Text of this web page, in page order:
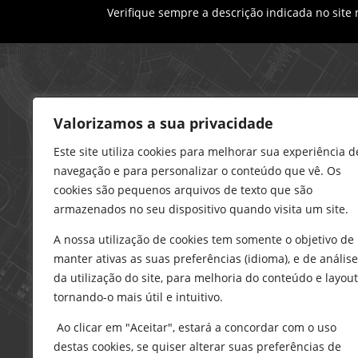
Valorizamos a sua privacidade
Este site utiliza cookies para melhorar sua experiência
navegação e para personalizar o conteúdo que vê. Os
cookies são pequenos arquivos de texto que são
armazenados no seu dispositivo quando visita um site.
A nossa utilização de cookies tem somente o objetivo de
manter ativas as suas preferências (idioma), e de análise
da utilização do site, para melhoria do conteúdo e
tornando-o mais útil e intuitivo.
Ao clicar em "Aceitar", estará a concordar com o uso
destas cookies, se quiser alterar suas preferências de
Verifique sempre a descrição indicada no site
21 296 0195
912 606 251
charneca@delarobia.pt
R. António Andrade, 1116
2820-287 • Charneca da Caparica
Loja – Tires
214 453 329
919 865 192
tires@delarobia.pt